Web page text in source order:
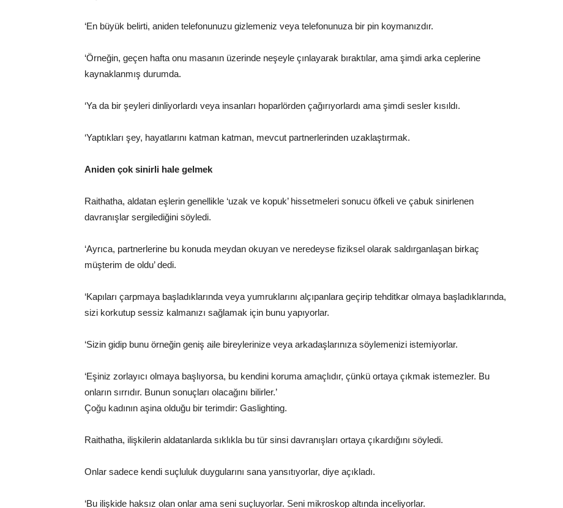
‘En büyük belirti, aniden telefonunuzu gizlemeniz veya telefonunuza bir pin koymanızdır.
‘Örneğin, geçen hafta onu masanın üzerinde neşeyle çınlayarak bıraktılar, ama şimdi arka ceplerine
kaynaklanmış durumda.
‘Ya da bir şeyleri dinliyorlardı veya insanları hoparlörden çağırıyorlardı ama şimdi sesler kısıldı.
‘Yaptıkları şey, hayatlarını katman katman, mevcut partnerlerinden uzaklaştırmak.
Aniden çok sinirli hale gelmek
Raithatha, aldatan eşlerin genellikle ‘uzak ve kopuk’ hissetmeleri sonucu öfkeli ve çabuk sinirlenen
davranışlar sergilediğini söyledi.
‘Ayrıca, partnerlerine bu konuda meydan okuyan ve neredeyse fiziksel olarak saldırganlaşan birkaç
müşterim de oldu’ dedi.
‘Kapıları çarpmaya başladıklarında veya yumruklarını alçıpanlara geçirip tehditkar olmaya başladıklarında,
sizi korkutup sessiz kalmanızı sağlamak için bunu yapıyorlar.
‘Sizin gidip bunu örneğin geniş aile bireylerinize veya arkadaşlarınıza söylemenizi istemiyorlar.
‘Eşiniz zorlayıcı olmaya başlıyorsa, bu kendini koruma amaçlıdır, çünkü ortaya çıkmak istemezler. Bu
onların sırrıdır. Bunun sonuçları olacağını bilirler.’
Çoğu kadının aşina olduğu bir terimdir: Gaslighting.
Raithatha, ilişkilerin aldatanlarda sıklıkla bu tür sinsi davranışları ortaya çıkardığını söyledi.
Onlar sadece kendi suçluluk duygularını sana yansıtıyorlar, diye açıkladı.
‘Bu ilişkide haksız olan onlar ama seni suçluyorlar. Seni mikroskop altında inceliyorlar.